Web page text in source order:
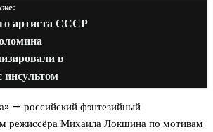
артиста СССР
в
инсультом
— российский фэнтезийный
режиссёра Михаила Локшина по мотивам